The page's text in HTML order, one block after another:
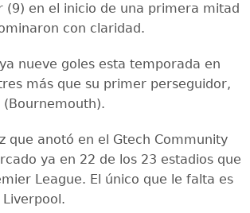
(9) en el inicio de una primera mitad
con claridad.
nueve goles esta temporada en
más que su primer perseguidor,
(Bournemouth).
que anotó en el Gtech Community
ya en 22 de los 23 estadios que
League. El único que le falta es